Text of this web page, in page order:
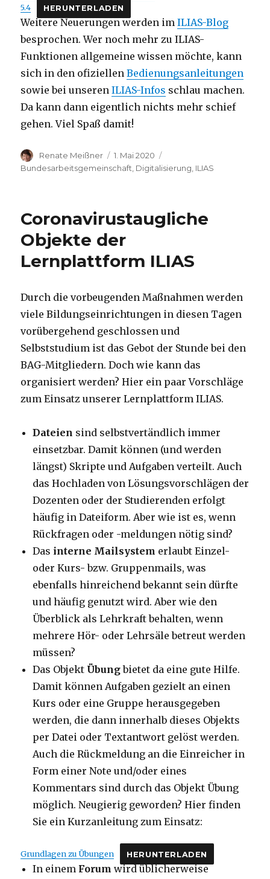
5.4
HERUNTERLADEN
Weitere Neuerungen werden imILIAS-Blog
besprochen. Wer noch mehr zu ILIAS-
Funktionen allgemeine wissen möchte, kann
sich in den ofiziellenBedienungsanleitungen
sowie bei unserenILIAS-Infos schlau machen.
Da kann dann eigentlich nichts mehr schief
gehen. Viel Spaß damit!
Autor
Renate Meißner
Veröffentlicht
am
1. Mai 2020
Bundesarbeitsgemeinschaft, Digitalisierung, ILIAS
Coronavirustaugliche
Objekte der
Lernplattform ILIAS
Durch die vorbeugenden Maßnahmen werden
viele Bildungseinrichtungen in diesen Tagen
vorübergehend geschlossen und
Selbststudium ist das Gebot der Stunde bei den
BAG-Mitgliedern. Doch wie kann das
organisiert werden? Hier ein paar Vorschläge
zum Einsatz unserer Lernplattform ILIAS.
Dateien sind selbstvertändlich immer
einsetzbar. Damit können (und werden
längst) Skripte und Aufgaben verteilt. Auch
das Hochladen von Lösungsvorschlägen der
Dozenten oder der Studierenden erfolgt
häufig in Dateiform. Aber wie ist es, wenn
Rückfragen oder -meldungen nötig sind?
Das interne Mailsystem erlaubt Einzel-
oder Kurs- bzw. Gruppenmails, was
ebenfalls hinreichend bekannt sein dürfte
und häufig genutzt wird. Aber wie den
Überblick als Lehrkraft behalten, wenn
mehrere Hör- oder Lehrsäle betreut werden
müssen?
Das Objekt Übungbietet da eine gute Hilfe.
Damit können Aufgaben gezielt an einen
Kurs oder eine Gruppe herausgegeben
werden, die dann innerhalb dieses Objekts
per Datei oder Textantwort gelöst werden.
Auch die Rückmeldung an die Einreicher in
Form einer Note und/oder eines
Kommentars sind durch das Objekt Übung
möglich. Neugierig geworden? Hier finden
Sie ein Kurzanleitung zum Einsatz:
Grundlagen zu Übungen HERUNTERLADEN
In einem Forumwird üblicherweise